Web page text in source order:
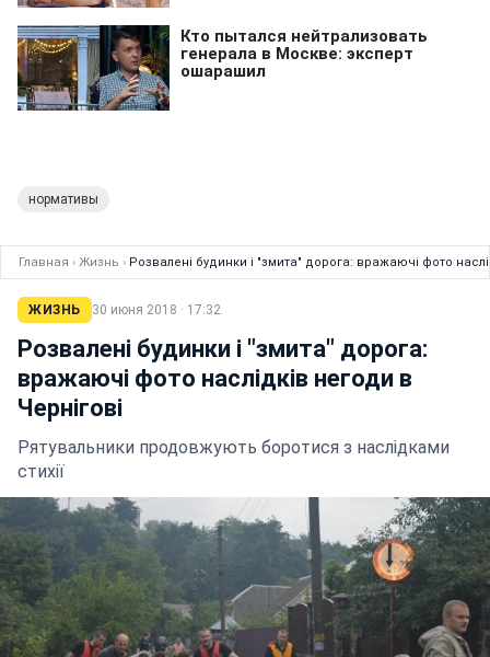
нормативы
Главная › Жизнь › Розвалені будинки і "змита" дорога: вражаючі фото
ЖИЗНЬ 30 июня 2018 · 17:32
Розвалені будинки і "змита" дорога:
вражаючі фото наслідків негоди в
Чернігові
Рятувальники продовжують боротися з наслідками
стихії